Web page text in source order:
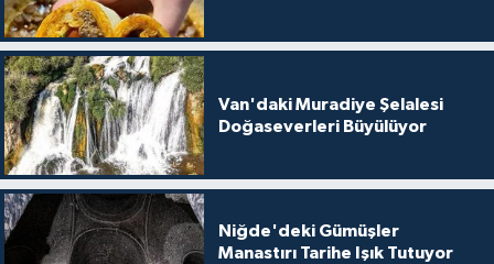
Van'daki Muradiye Şelalesi
Doğaseverleri Büyülüyor
Niğde'deki Gümüşler
Manastırı Tarihe Işık Tutuyor